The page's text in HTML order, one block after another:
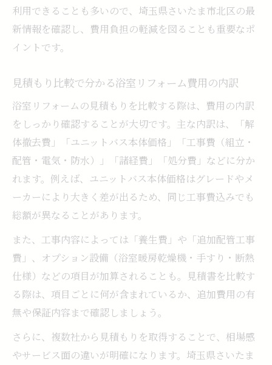
利用できることも多いので、埼玉県さいたま市北区の最
新情報を確認し、費用負担の軽減を図ることも重要なポ
イントです。
見積もり比較で分かる浴室リフォーム費用の内訳
浴室リフォームの見積もりを比較する際は、費用の内訳
をしっかり確認することが大切です。主な内訳は、「解
体撤去費」「ユニットバス本体価格」「工事費（組立・
配管・電気・防水）」「諸経費」「処分費」などに分か
れます。例えば、ユニットバス本体価格はグレードやメ
ーカーにより大きく差が出るため、同じ工事費込みでも
総額が異なることがあります。
また、工事内容によっては「養生費」や「追加配管工事
費」、オプション設備（浴室暖房乾燥機・手すり・断熱
仕様）などの項目が加算されることも。見積書を比較す
る際は、項目ごとに何が含まれているか、追加費用の有
無や保証内容まで確認しましょう。
さらに、複数社から見積もりを取得することで、相場感
やサービス面の違いが明確になります。埼玉県さいたま